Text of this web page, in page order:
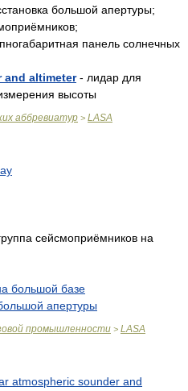
большой апертуры;
панель солнечных
and altimeter- лидар для
высоты
аббревиатур > LASA
сейсмоприёмников на
большой базе
апертуры
промышленности > LASA
atmospheric sounder and